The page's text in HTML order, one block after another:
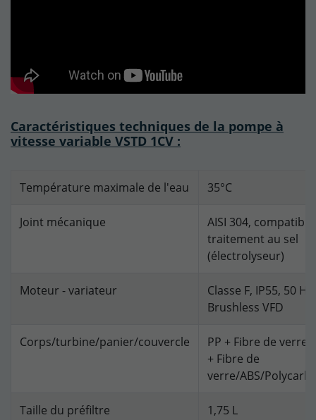
Caractéristiques techniques de la pompe à
vitesse variable VSTD 1CV :
Température maximale de l'eau 35°C
Joint mécanique
AISI 304,
traitement au sel
(électrolyseur)
Moteur - variateur
Classe F, IP55, 50 Hz,
Brushless VFD
Corps/turbine/panier/couvercle
PP + Fibre de
+ Fibre de
verre/ABS/
Taille du préfiltre 1,75 L